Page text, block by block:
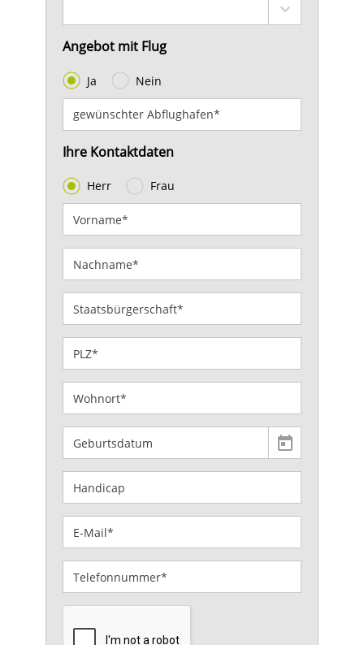
Angebot mit Flug
Ja Nein
Ihre Kontaktdaten
Herr Frau